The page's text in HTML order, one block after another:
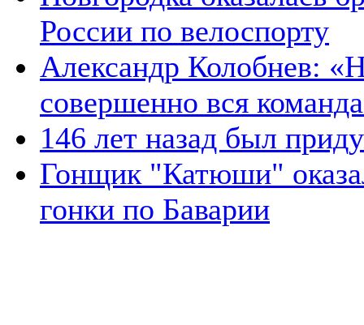
России по велоспорту
Александр Колобнев:
совершенно вся
146 лет назад был
Гонщик "Катюши"
гонки по Баварии